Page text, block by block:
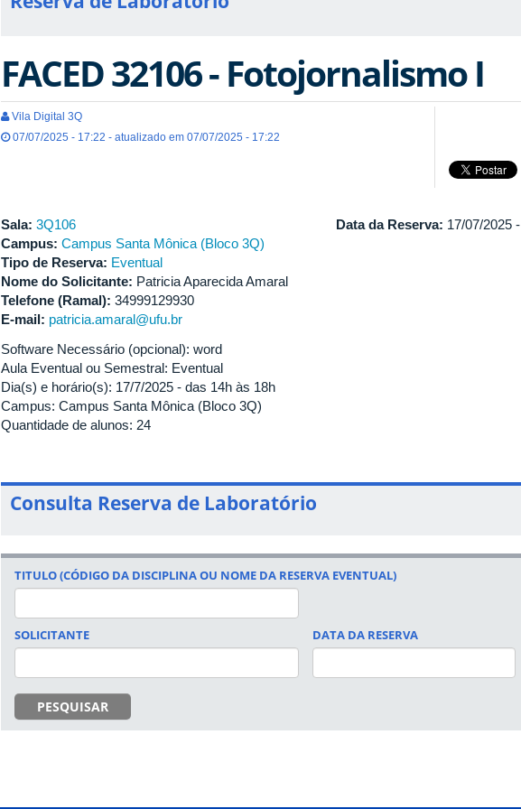
FACED 32106 - Fotojornalismo I
Vila Digital 3Q
07/07/2025 - 17:22 - atualizado em 07/07/2025 - 17:22
Sala: 3Q106
Campus: Campus Santa Mônica (Bloco 3Q)
Tipo de Reserva: Eventual
Nome do Solicitante: Patricia Aparecida Amaral
Telefone (Ramal): 34999129930
E-mail: patricia.amaral@ufu.br
Data da Reserva: 17/07/2025 -
Software Necessário (opcional): word
Aula Eventual ou Semestral: Eventual
Dia(s) e horário(s): 17/7/2025 - das 14h às 18h
Campus: Campus Santa Mônica (Bloco 3Q)
Quantidade de alunos: 24
Consulta Reserva de Laboratório
TITULO (CÓDIGO DA DISCIPLINA OU NOME DA RESERVA EVENTUAL)
SOLICITANTE DATA DA RESERVA
PESQUISAR